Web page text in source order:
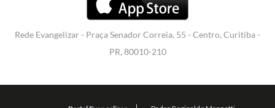
Rede Evangelizar - Praça Senador Correia, 55 - Centro, Curitiba -
PR, 80010-210